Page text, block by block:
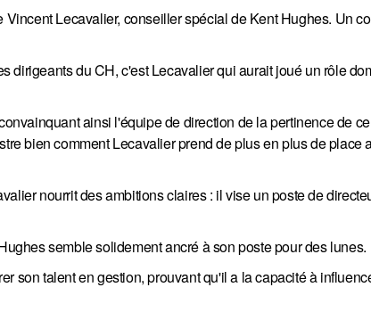
Lecavalier, conseiller spécial de Kent Hughes. Un
dirigeants du CH, c'est Lecavalier qui aurait joué un rôle
ainsi l'équipe de direction de la pertinence de
bien comment Lecavalier prend de plus en plus de place
nourrit des ambitions claires : il vise un poste de
semble solidement ancré à son poste pour des lunes.
son talent en gestion, prouvant qu'il a la capacité à